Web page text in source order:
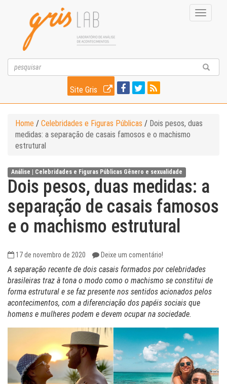
Toggle
Site Gris
Home / Celebridades e Figuras Públicas / Dois pesos, duas
medidas: a separação de casais famosos e o machismo
estrutural
Análise | Celebridades e Figuras Públicas Gênero e sexualidade
Dois pesos, duas medidas: a
separação de casais famosos
e o machismo estrutural
17 de novembro de 2020 Deixe um comentário!
A separação recente de dois casais formados por celebridades
brasileiras traz à tona o modo como o machismo se constitui de
forma estrutural e se faz presente nos sentidos acionados pelos
acontecimentos, com a diferenciação dos papéis sociais que
homens e mulheres podem e devem ocupar na sociedade.